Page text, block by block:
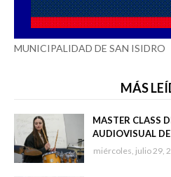
MUNICIPALIDAD DE SAN ISIDRO
MÁS
MASTER CLASS
AUDIOVISUAL
miércoles, julio 29,